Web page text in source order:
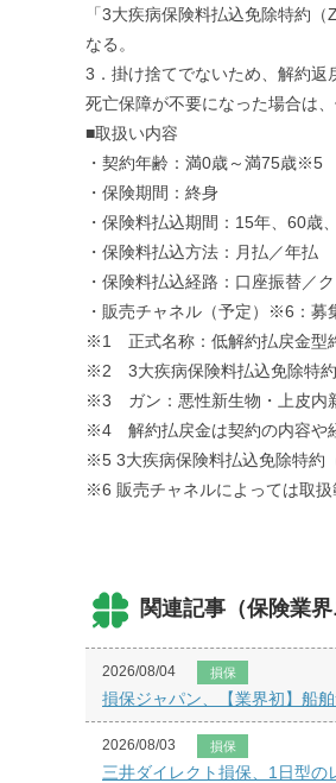
「3大疾病保険料払込免除特約
なる。
3．掛け捨てでないため、解約返
死亡保障が不要になった場合は
■取扱い内容
・契約年齢：満0歳～満75歳※5
・保険期間：終身
・保険料払込期間：15年、60
・保険料払込方法：月払／年払
・保険料払込経路：口座振替／
・販売チャネル（予定）※6：募
※1 正式名称：低解約払戻金型
※2 3大疾病保険料払込免除特約
※3 ガン：悪性新生物・上皮内
※4 解約払戻金は契約の内容や
※5 3大疾病保険料払込免除特約
※6 販売チャネルによっては取扱
関連記事（保険業界
2026/08/04 損保
損保ジャパン、【業界初】船
2026/08/03 損保
三井ダイレクト損保、1日型